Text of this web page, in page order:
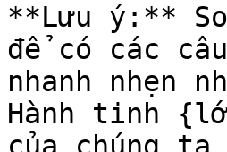
**Lưu ý:**
để có các
nhanh nhẹn
Hành tinh